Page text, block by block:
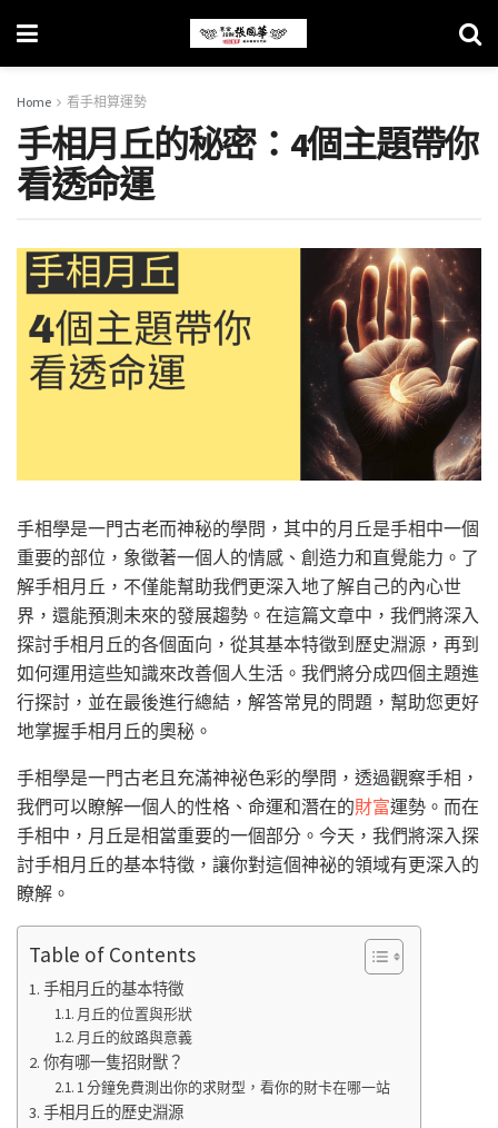
Home 看手相算運勢
手相月丘的秘密：4個主題帶你
看透命運
手相學是一門古老而神秘的學問，其中的月丘是手相中一個
重要的部位，象徵著一個人的情感、創造力和直覺能力。了
解手相月丘，不僅能幫助我們更深入地了解自己的內心世
界，還能預測未來的發展趨勢。在這篇文章中，我們將深入
探討手相月丘的各個面向，從其基本特徵到歷史淵源，再到
如何運用這些知識來改善個人生活。我們將分成四個主題進
行探討，並在最後進行總結，解答常見的問題，幫助您更好
地掌握手相月丘的奧秘。
手相學是一門古老且充滿神祕色彩的學問，透過觀察手相，
我們可以瞭解一個人的性格、命運和潛在的財富運勢。而在
手相中，月丘是相當重要的一個部分。今天，我們將深入探
討手相月丘的基本特徵，讓你對這個神祕的領域有更深入的
瞭解。
Table of Contents
手相月丘的基本特徵
月丘的位置與形狀
月丘的紋路與意義
你有哪一隻招財獸？
1 分鐘免費測出你的求財型，看你的財卡在哪一站
手相月丘的歷史淵源